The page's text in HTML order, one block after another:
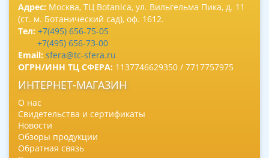
Адрес: Москва, ТЦ Botanica, ул. Вильгельма Пика, д. 11
(ст. м. Ботанический сад), оф. 1612.
Тел: +7(495) 656-75-05
+7(495) 656-73-00
Email: sfera@tc-sfera.ru
ОГРН/ИНН ТЦ СФЕРА: 1137746629350 / 7717757975
ИНТЕРНЕТ-МАГАЗИН
О нас
Свидетельства и сертификаты
Новости
Обзоры продукции
Обратная связь